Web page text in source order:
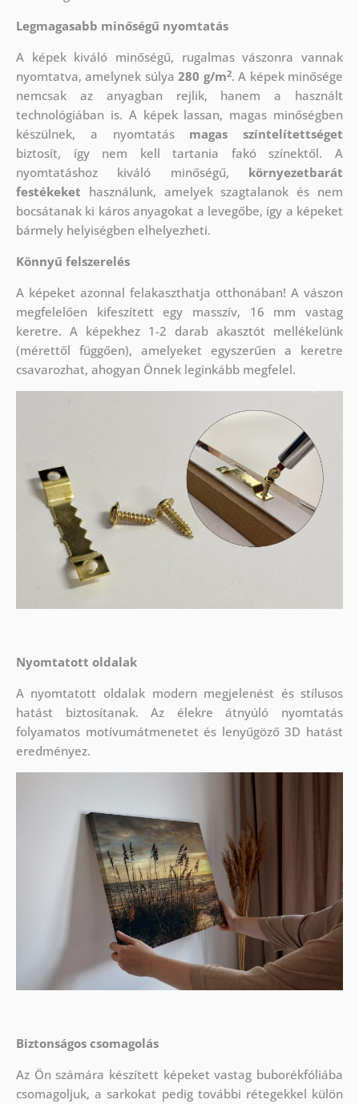
Legmagasabb minőségű nyomtatás
A képek kiváló minőségű, rugalmas vászonra vannak
nyomtatva, amelynek súlya280 g/m2. A képek minősége
nemcsak az anyagban rejlik, hanem a használt
technológiában is. A képek lassan, magas minőségben
készülnek, a nyomtatás magas színtelítettséget
biztosít, így nem kell tartania fakó színektől. A
nyomtatáshoz kiváló minőségű, környezetbarát
festékeket használunk, amelyek szagtalanok és nem
bocsátanak ki káros anyagokat a levegőbe, így a képeket
bármely helyiségben elhelyezheti.
Könnyű felszerelés
A képeket azonnal felakaszthatja otthonában! A vászon
megfelelően kifeszített egy masszív, 16 mm vastag
keretre. A képekhez 1-2 darab akasztót mellékelünk
(mérettől függően), amelyeket egyszerűen a keretre
csavarozhat, ahogyan Önnek leginkább megfelel.
Nyomtatott oldalak
A nyomtatott oldalak modern megjelenést és stílusos
hatást biztosítanak. Az élekre átnyúló nyomtatás
folyamatos motívumátmenetet és lenyűgöző 3D hatást
eredményez.
Biztonságos csomagolás
Az Ön számára készített képeket vastag buborékfóliába
csomagoljuk, a sarkokat pedig további rétegekkel külön